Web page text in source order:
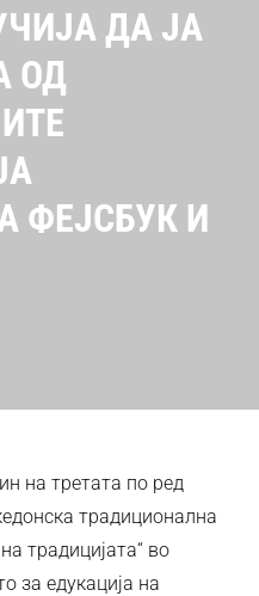
ДА ЈА
ОД
ФЕЈСБУК И
на третата по ред
традиционална
традицијата“ во
за едукација на